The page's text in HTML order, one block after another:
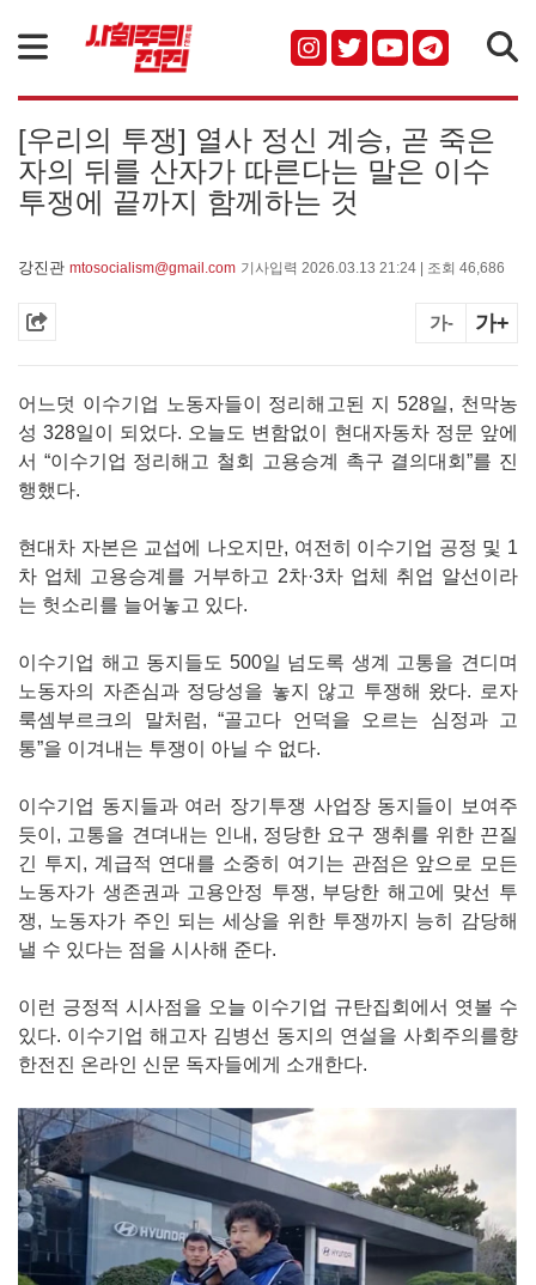
[우리의 투쟁] 열사 정신 계승, 곧 죽은
자의 뒤를 산자가 따른다는 말은 이수
투쟁에 끝까지 함께하는 것
강진관 mtosocialism@gmail.com 기사입력 2026.03.13 21:24 | 조회 46,686
가- 가+
어느덧 이수기업 노동자들이 정리해고된 지 528일, 천막농
성 328일이 되었다. 오늘도 변함없이 현대자동차 정문 앞에
서 “이수기업 정리해고 철회 고용승계 촉구 결의대회”를 진
행했다.
현대차 자본은 교섭에 나오지만, 여전히 이수기업 공정 및 1
차 업체 고용승계를 거부하고 2차·3차 업체 취업 알선이라
는 헛소리를 늘어놓고 있다.
이수기업 해고 동지들도 500일 넘도록 생계 고통을 견디며
노동자의 자존심과 정당성을 놓지 않고 투쟁해 왔다. 로자
룩셈부르크의 말처럼, “골고다 언덕을 오르는 심정과 고
통”을 이겨내는 투쟁이 아닐 수 없다.
이수기업 동지들과 여러 장기투쟁 사업장 동지들이 보여주
듯이, 고통을 견뎌내는 인내, 정당한 요구 쟁취를 위한 끈질
긴 투지, 계급적 연대를 소중히 여기는 관점은 앞으로 모든
노동자가 생존권과 고용안정 투쟁, 부당한 해고에 맞선 투
쟁, 노동자가 주인 되는 세상을 위한 투쟁까지 능히 감당해
낼 수 있다는 점을 시사해 준다.
이런 긍정적 시사점을 오늘 이수기업 규탄집회에서 엿볼 수
있다. 이수기업 해고자 김병선 동지의 연설을 사회주의를향
한전진 온라인 신문 독자들에게 소개한다.